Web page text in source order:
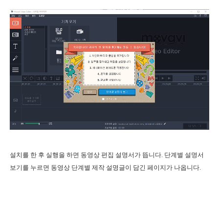
설치를 한 후 실행을 하면 동영상 편집 설명서가 뜹니다. 단계별 설명서
보기를 누르면 동영상 단계별 제작 설명글이 담긴 페이지가 나옵니다.